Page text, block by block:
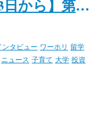
+ Canada
から】第15
化会館
ンタビュー ワーホリ 留学
ニュース 子育て 大学 投資